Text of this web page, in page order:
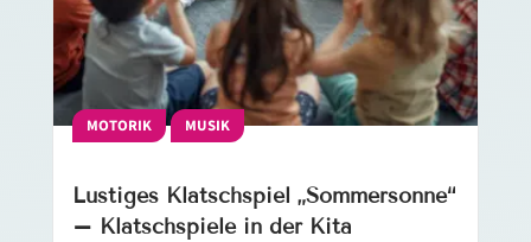
MOTORIK MUSIK
Lustiges Klatschspiel „Sommersonne“
– Klatschspiele in der Kita